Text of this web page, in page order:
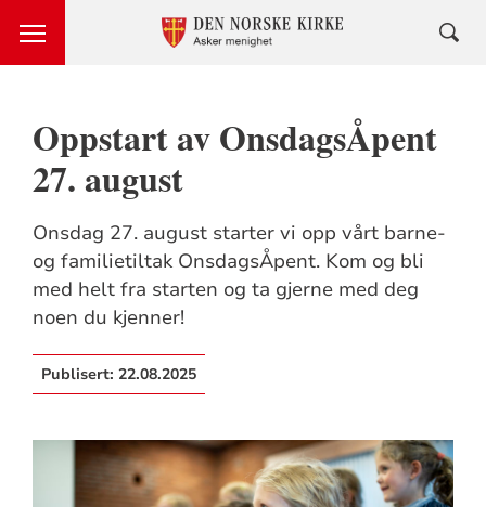
Oppstart av OnsdagsÅpent
27. august
Onsdag 27. august starter vi opp vårt barne-
og familietiltak OnsdagsÅpent. Kom og bli
med helt fra starten og ta gjerne med deg
noen du kjenner!
Publisert: 22.08.2025